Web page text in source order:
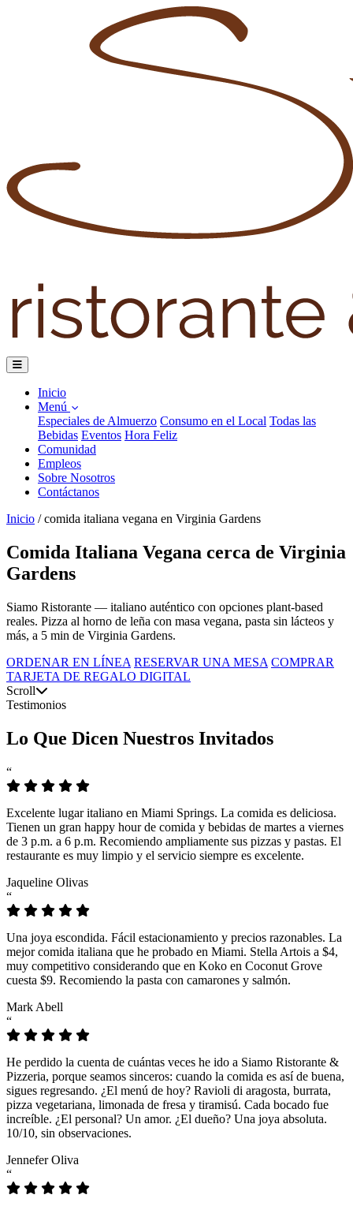
Inicio
Menú
Especiales de Almuerzo Consumo en el Local Todas las
Bebidas Eventos Hora Feliz
Comunidad
Empleos
Sobre Nosotros
Contáctanos
Inicio / comida italiana vegana en Virginia Gardens
Comida Italiana Vegana cerca de Virginia
Gardens
Siamo Ristorante — italiano auténtico con opciones plant-based
reales. Pizza al horno de leña con masa vegana, pasta sin lácteos y
más, a 5 min de Virginia Gardens.
ORDENAR EN LÍNEA RESERVAR UNA MESA COMPRAR
TARJETA DE REGALO DIGITAL
Scroll
Testimonios
Lo Que Dicen Nuestros Invitados
“
Excelente lugar italiano en Miami Springs. La comida es deliciosa.
Tienen un gran happy hour de comida y bebidas de martes a viernes
de 3 p.m. a 6 p.m. Recomiendo ampliamente sus pizzas y pastas. El
restaurante es muy limpio y el servicio siempre es excelente.
Jaqueline Olivas
“
Una joya escondida. Fácil estacionamiento y precios razonables. La
mejor comida italiana que he probado en Miami. Stella Artois a $4,
muy competitivo considerando que en Koko en Coconut Grove
cuesta $9. Recomiendo la pasta con camarones y salmón.
Mark Abell
“
He perdido la cuenta de cuántas veces he ido a Siamo Ristorante &
Pizzeria, porque seamos sinceros: cuando la comida es así de buena,
sigues regresando. ¿El menú de hoy? Ravioli di aragosta, burrata,
pizza vegetariana, limonada de fresa y tiramisú. Cada bocado fue
increíble. ¿El personal? Un amor. ¿El dueño? Una joya absoluta.
10/10, sin observaciones.
Jennefer Oliva
“